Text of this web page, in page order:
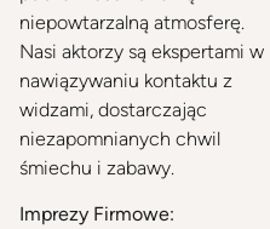
niepowtarzalną atmosferę.
Nasi aktorzy są ekspertami w
nawiązywaniu kontaktu z
widzami, dostarczając
niezapomnianych chwil
śmiechu i zabawy.
Imprezy Firmowe: